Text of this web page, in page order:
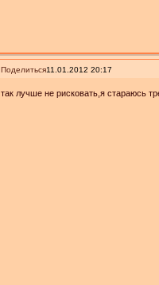
Поделиться11.01.2012 20:17
так лучше не рисковать,я стараюсь